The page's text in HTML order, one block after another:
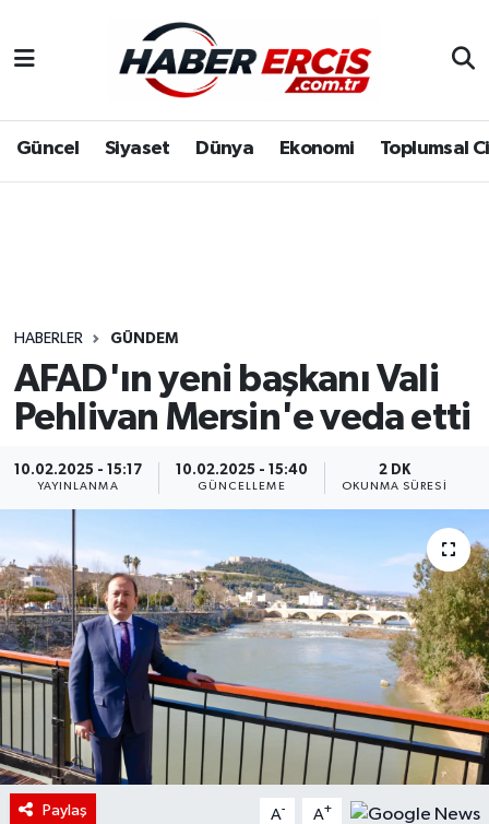
Güncel Siyaset Dünya Ekonomi Toplumsal
HABERLER GÜNDEM
AFAD'ın yeni başkanı Vali
Pehlivan Mersin'e veda etti
10.02.2025 - 15:17
YAYINLANMA
10.02.2025 - 15:40
GÜNCELLEME
2 DK
OKUNMA SÜRESI
Paylaş A- A+